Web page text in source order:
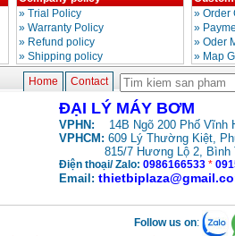
» Trial Policy
» Warranty Policy
» Refund policy
» Shipping policy
» Order
»
» Oder
» Map
Home Contact
ĐẠI LÝ MÁY BƠM
VPHN: 14B Ngõ 200 Phố Vĩnh
VPHCM: 609 Lý Thường Kiệt,
815/7 Hương Lộ 2, Bình
Điện thoại/ Zalo: 0986166533 *
Email:
Follow us on: